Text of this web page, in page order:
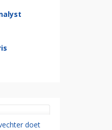
doet